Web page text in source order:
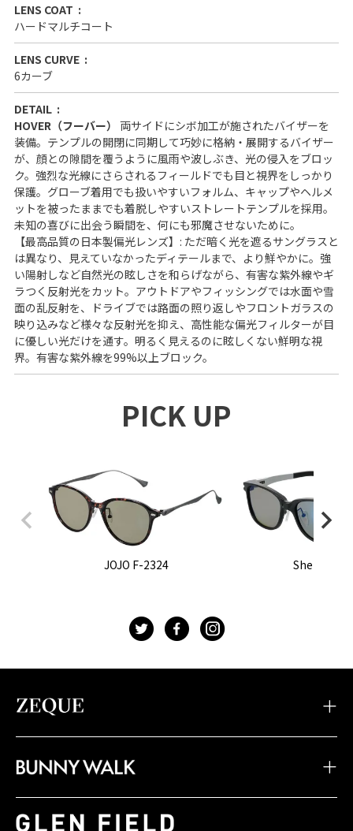
LENS COAT
ハードマルチコート
LENS CURVE
6カーブ
DETAIL
HOVER（フーバー） 両サイドにシボ加工が施されたバイザーを
装備。テンプルの開閉に同期して巧妙に格納・展開するバイザー
が、顔との隙間を覆うように風雨や波しぶき、光の侵入をブロッ
ク。強烈な光線にさらされるフィールドでも目と視界をしっかり
保護。グローブ着用でも扱いやすいフォルム、キャップやヘルメ
ットを被ったままでも着脱しやすいストレートテンプルを採用。
未知の喜びに出会う瞬間を、何にも邪魔させないために。
【最高品質の日本製偏光レンズ】: ただ暗く光を遮るサングラスと
は異なり、見えていなかったディテールまで、より鮮やかに。強
い陽射しなど自然光の眩しさを和らげながら、有害な紫外線やギ
ラつく反射光をカット。アウトドアやフィッシングでは水面や雪
面の乱反射を、ドライブでは路面の照り返しやフロントガラスの
映り込みなど様々な反射光を抑え、高性能な偏光フィルターが目
に優しい光だけを通す。明るく見えるのに眩しくない鮮明な視
界。有害な紫外線を99%以上ブロック。
PICK UP
JOJO F-2324 Sherry F-
t f g
・JOJO
・JAKE
・Juno
・Spike
・BW-032
・BW-027